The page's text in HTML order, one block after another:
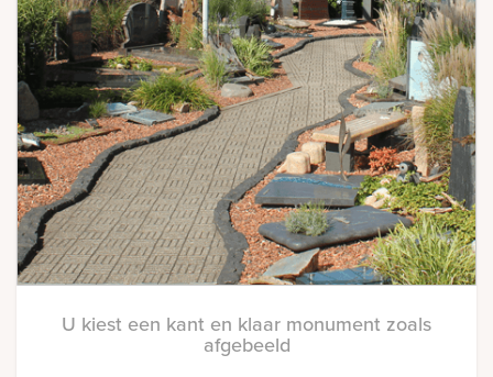
U kiest een kant en klaar monument zoals
afgebeeld